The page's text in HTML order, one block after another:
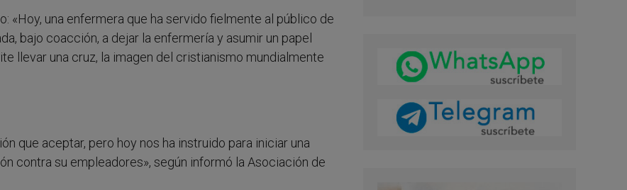
«Hoy, una enfermera que ha servido fielmente al público de
bajo coacción, a dejar la enfermería y asumir un papel
llevar una cruz, la imagen del cristianismo mundialmente
que aceptar, pero hoy nos ha instruido para iniciar una
contra su empleadores», según informó la Asociación de